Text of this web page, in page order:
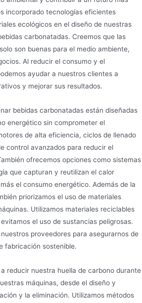
incorporado tecnologías eficientes
ecológicos en el diseño de nuestras
carbonatadas. Creemos que las
son buenas para el medio ambiente,
Al reducir el consumo y el
ayudar a nuestros clientes a
y mejorar sus resultados.
bebidas carbonatadas están diseñadas
energético sin comprometer el
de alta eficiencia, ciclos de llenado
control avanzados para reducir el
ofrecemos opciones como sistemas
que capturan y reutilizan el calor
el consumo energético. Además de la
priorizamos el uso de materiales
Utilizamos materiales reciclables
el uso de sustancias peligrosas.
proveedores para asegurarnos de
fabricación sostenible.
reducir nuestra huella de carbono durante
máquinas, desde el diseño y
y la eliminación. Utilizamos métodos